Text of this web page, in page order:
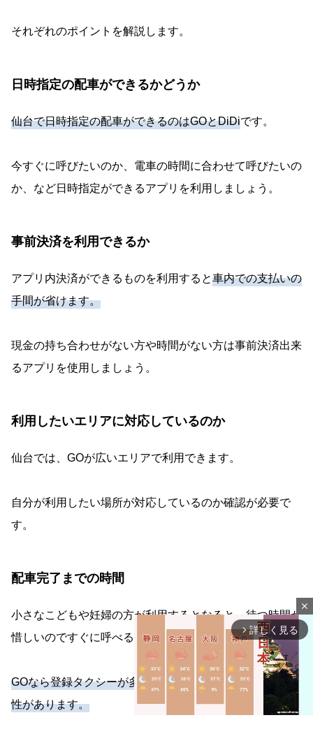
それぞれのポイントを解説します。
日時指定の配車ができるかどうか
仙台で日時指定の配車ができるのはGOとDiDiです。
今すぐに呼びたいのか、電車の時間に合わせて呼びたいの
か、など日時指定ができるアプリを利用しましょう。
事前決済を利用できるか
アプリ内決済ができるものを利用すると車内での支払いの
手間が省けます。
現金の持ち合わせがない方や時間がない方は事前決済出来
るアプリを使用しましょう。
利用したいエリアに対応しているのか
仙台では、GOが広いエリアで利用できます。
自分が利用したい場所が対応しているのか確認が必要で
す。
配車完了までの時間
小さなこどもや妊婦の方が利用するとなると、待つ時間が
惜しいのですぐに呼べるタクシーがおすすめです。
GOなら登録タクシーが多いので短時間で配車できる可能
性があります。
close
arrow_forward_ios 詳しく見る